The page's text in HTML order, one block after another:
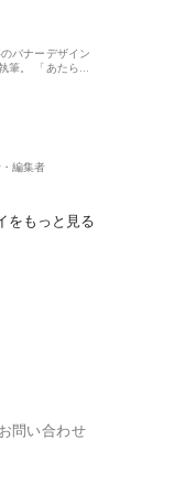
バナーデザイン
筆。 「あたら…
編集者
をもっと見る
問い合わせ